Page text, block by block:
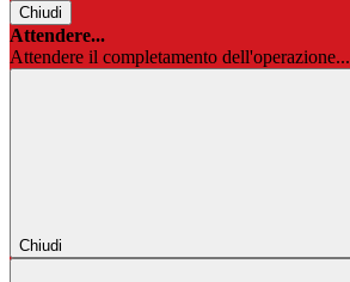
Chiudi
Attendere...
Attendere il completamento dell'operazione...
Chiudi